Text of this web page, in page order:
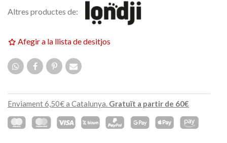
Altres productes de:
Afegir a la llista de desitjos
Enviament 6,50€ a Catalunya. Gratuït a partir de 60€